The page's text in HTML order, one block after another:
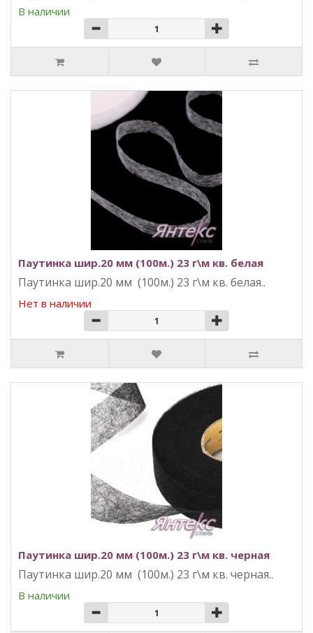
В наличии
Паутинка шир.20 мм (100м.) 23 г\м кв. белая
Паутинка шир.20 мм (100м.) 23 г\м кв. белая..
Нет в наличии
Паутинка шир.20 мм (100м.) 23 г\м кв. черная
Паутинка шир.20 мм (100м.) 23 г\м кв. черная..
В наличии